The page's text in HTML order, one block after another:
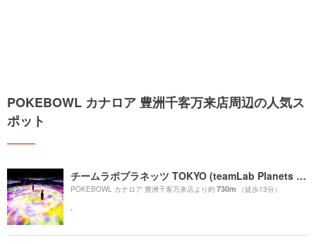
POKEBOWL カナロア 豊洲千客万来店周辺の人気ス
ポット
チームラボプラネッツ TOKYO (teamLab Planets TOKYO) DMM
POKEBOWL カナロア 豊洲千客万来店より約730m （徒歩13分）
.